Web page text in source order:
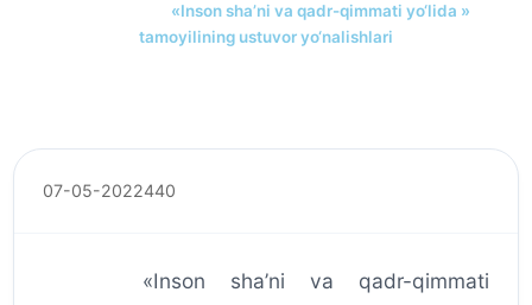
«Inson sha’ni va qadr-qimmati yo‘lida »
tamoyilining ustuvor yo‘nalishlari
07-05-2022440
«Inson sha’ni va qadr-qimmati